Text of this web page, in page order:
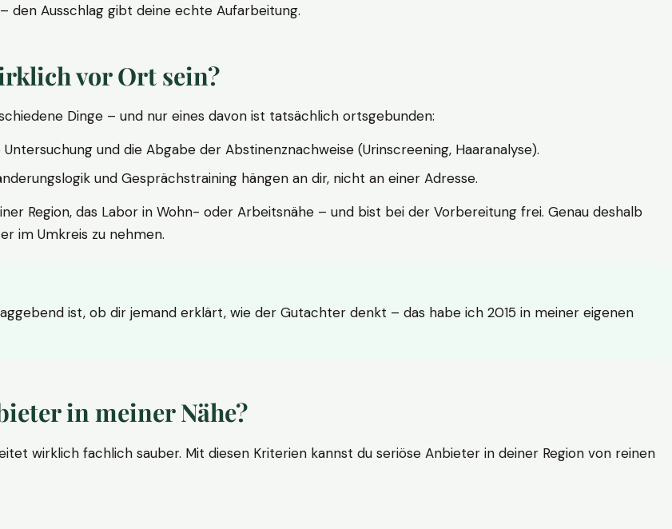
Ausschlag gibt deine echte Aufarbeitung.
vor Ort sein?
Dinge – und nur eines davon ist tatsächlich ortsgebunden:
und die Abgabe der Abstinenznachweise (Urinscreening, Haaranalyse).
und Gesprächstraining hängen an dir, nicht an einer Adresse.
Region, das Labor in Wohn- oder Arbeitsnähe – und bist bei der Vorbereitung frei. Genau deshalb
im Umkreis zu nehmen.
ist, ob dir jemand erklärt, wie der Gutachter denkt – das habe ich 2015 in meiner eigenen
in meiner Nähe?
wirklich fachlich sauber. Mit diesen Kriterien kannst du seriöse Anbieter in deiner Region von reinen